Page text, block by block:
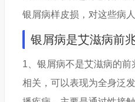
银屑病样皮损，对这些病
银屑病是艾滋病前
1、银屑病不是艾滋病的
相关，可以表现为全身泛